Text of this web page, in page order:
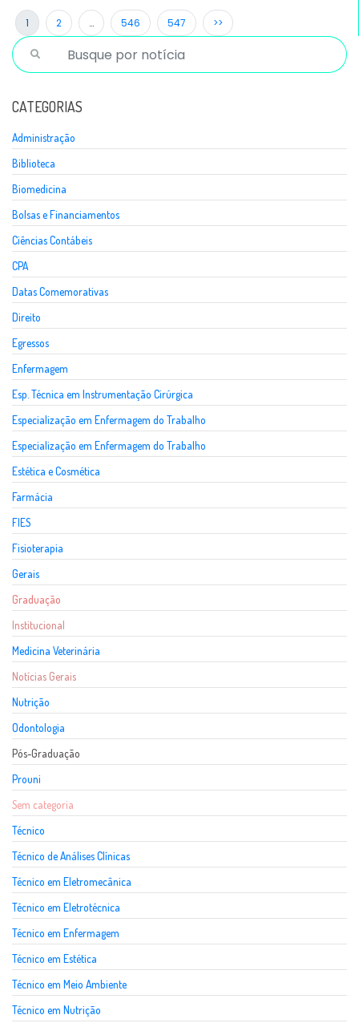
1 2 … 546 547 >>
CATEGORIAS
Administração
Biblioteca
Biomedicina
Bolsas e Financiamentos
Ciências Contábeis
CPA
Datas Comemorativas
Direito
Egressos
Enfermagem
Esp. Técnica em Instrumentação Cirúrgica
Especialização em Enfermagem do Trabalho
Especialização em Enfermagem do Trabalho
Estética e Cosmética
Farmácia
FIES
Fisioterapia
Gerais
Graduação
Institucional
Medicina Veterinária
Notícias Gerais
Nutrição
Odontologia
Pós-Graduação
Prouni
Sem categoria
Técnico
Técnico de Análises Clínicas
Técnico em Eletromecânica
Técnico em Eletrotécnica
Técnico em Enfermagem
Técnico em Estética
Técnico em Meio Ambiente
Técnico em Nutrição